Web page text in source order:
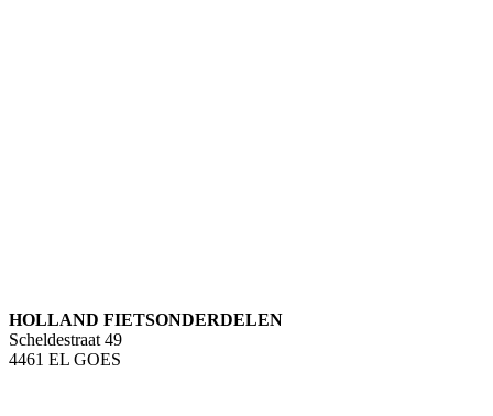
HOLLAND FIETSONDERDELEN
Scheldestraat 49
4461 EL GOES